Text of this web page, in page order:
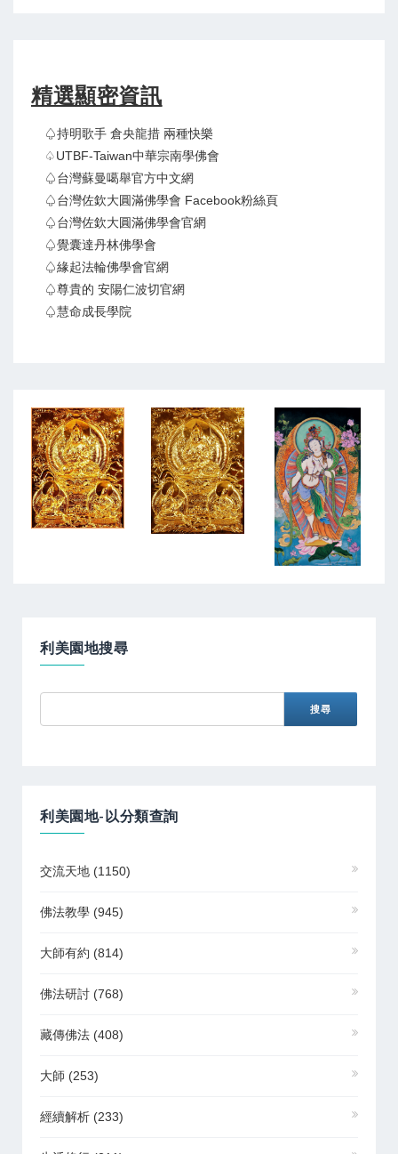
精選顯密資訊
♤持明歌手 倉央龍措 兩種快樂
♤UTBF-Taiwan中華宗南學佛會
♤台灣蘇曼噶舉官方中文網
♤台灣佐欽大圓滿佛學會 Facebook粉絲頁
♤台灣佐欽大圓滿佛學會官網
♤覺囊達丹林佛學會
♤緣起法輪佛學會官網
♤尊貴的 安陽仁波切官網
♤慧命成長學院
利美園地搜尋
利美園地-以分類查詢
交流天地 (1150)
佛法教學 (945)
大師有約 (814)
佛法研討 (768)
藏傳佛法 (408)
大師 (253)
經續解析 (233)